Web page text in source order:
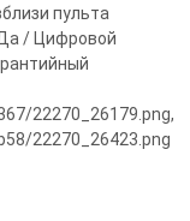
пульта
/ Цифровой
22270_26179.png,
22270_26423.png